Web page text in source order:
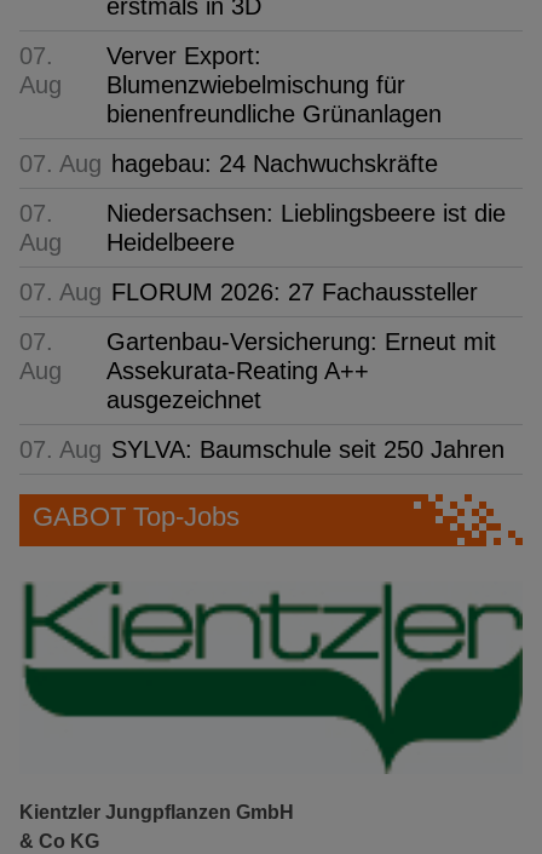
erstmals in 3D
07.
Aug
Verver Export:
Blumenzwiebelmischung für
bienenfreundliche Grünanlagen
07. Aug hagebau: 24 Nachwuchskräfte
07.
Aug
Niedersachsen: Lieblingsbeere ist die
Heidelbeere
07. Aug FLORUM 2026: 27 Fachaussteller
07.
Aug
Gartenbau-Versicherung: Erneut mit
Assekurata-Reating A++
ausgezeichnet
07. Aug SYLVA: Baumschule seit 250 Jahren
GABOT Top-Jobs
Kientzler Jungpflanzen GmbH
& Co KG